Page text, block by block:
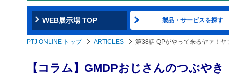
WEB展示場 TOP 製品・サービスを探す
PTJ ONLINE トップ ARTICLES 第38話 QPがやって来るヤァ！ヤ
【コラム】GMDPおじさんのつぶやき